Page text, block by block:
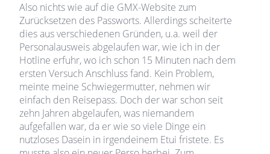
Also nichts wie auf die GMX-Website zum
Zurücksetzen des Passworts. Allerdings scheiterte
dies aus verschiedenen Gründen, u.a. weil der
Personalausweis abgelaufen war, wie ich in der
Hotline erfuhr, wo ich schon 15 Minuten nach dem
ersten Versuch Anschluss fand. Kein Problem,
meinte meine Schwiegermutter, nehmen wir
einfach den Reisepass. Doch der war schon seit
zehn Jahren abgelaufen, was niemandem
aufgefallen war, da er wie so viele Dinge ein
nutzloses Dasein in irgendeinem Etui fristete. Es